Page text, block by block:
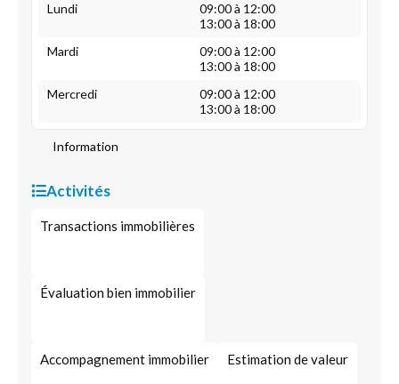
Lundi
09:00 à 12:00
13:00 à 18:00
Mardi
09:00 à 12:00
13:00 à 18:00
Mercredi
09:00 à 12:00
13:00 à 18:00
Information
Activités
Transactions immobilières
Évaluation bien immobilier
Accompagnement immobilier Estimation de valeur